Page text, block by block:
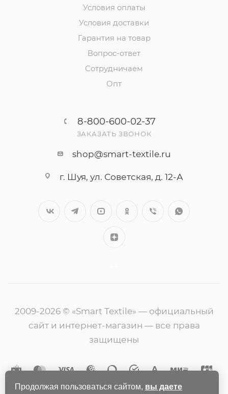
Условия оплаты
Условия доставки
Гарантия на товар
Вопрос-ответ
Сотрудничаем
Опт
8-800-600-02-37
ЗАКАЗАТЬ ЗВОНОК
shop@smart-textile.ru
г. Шуя, ул. Советская, д. 12-А
2009-2026 © «Smart Textile» — официальный
сайт и интернет-магазин — все права
защищены
Продолжая пользоваться сайтом, вы даете